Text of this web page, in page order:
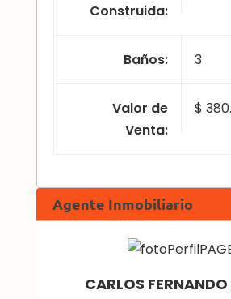
Construida:
Baños: 3
Valor de
Venta:
$
Agente Inmobiliario
CARLOS FERNANDO